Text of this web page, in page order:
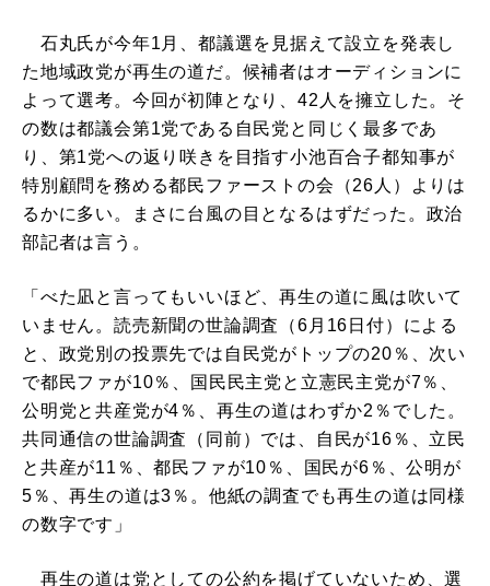
石丸氏が今年1月、都議選を見据えて設立を発表し
た地域政党が再生の道だ。候補者はオーディションに
よって選考。今回が初陣となり、42人を擁立した。そ
の数は都議会第1党である自民党と同じく最多であ
り、第1党への返り咲きを目指す小池百合子都知事が
特別顧問を務める都民ファーストの会（26人）よりは
るかに多い。まさに台風の目となるはずだった。政治
部記者は言う。
「べた凪と言ってもいいほど、再生の道に風は吹いて
いません。読売新聞の世論調査（6月16日付）による
と、政党別の投票先では自民党がトップの20％、次い
で都民ファが10％、国民民主党と立憲民主党が7％、
公明党と共産党が4％、再生の道はわずか2％でした。
共同通信の世論調査（同前）では、自民が16％、立民
と共産が11％、都民ファが10％、国民が6％、公明が
5％、再生の道は3％。他紙の調査でも再生の道は同様
の数字です」
再生の道は党としての公約を掲げていないため、選